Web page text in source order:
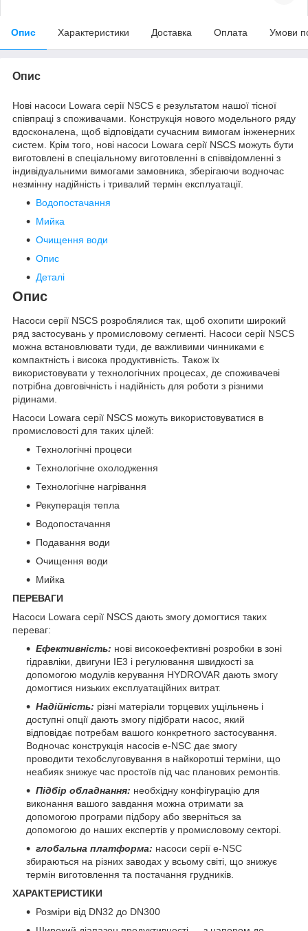
Опис Характеристики Доставка Оплата Умови
Опис
Нові насоси Lowara серії NSCS є результатом нашої тісної
співпраці з споживачами. Конструкція нового модельного ряду
вдосконалена, щоб відповідати сучасним вимогам інженерних
систем. Крім того, нові насоси Lowara серії NSCS можуть бути
виготовлені в спеціальному виготовленні в співвідомленні з
індивідуальними вимогами замовника, зберігаючи водночас
незмінну надійність і тривалий термін експлуатації.
Водопостачання
Мийка
Очищення води
Опис
Деталі
Опис
Насоси серії NSCS розроблялися так, щоб охопити широкий
ряд застосувань у промисловому сегменті. Насоси серії NSCS
можна встановлювати туди, де важливими чинниками є
компактність і висока продуктивність. Також їх
використовувати у технологічних процесах, де споживачеві
потрібна довговічність і надійність для роботи з різними
рідинами.
Насоси Lowara серії NSCS можуть використовуватися в
промисловості для таких цілей:
Технологічні процеси
Технологічне охолодження
Технологічне нагрівання
Рекуперація тепла
Водопостачання
Подавання води
Очищення води
Мийка
ПЕРЕВАГИ
Насоси Lowara серії NSCS дають змогу домогтися таких
переваг:
Ефективність: нові високоефективні розробки в зоні
гідравліки, двигуни IE3 і регулювання швидкості за
допомогою модулів керування HYDROVAR дають змогу
домогтися низьких експлуатаційних витрат.
Надійність: різні матеріали торцевих ущільнень і
доступні опції дають змогу підібрати насос, який
відповідає потребам вашого конкретного застосування.
Водночас конструкція насосів e-NSC дає змогу
проводити техобслуговування в найкоротші терміни, що
неабияк знижує час простоїв під час планових ремонтів.
Підбір обладнання: необхідну конфігурацію для
виконання вашого завдання можна отримати за
допомогою програми підбору або зверніться за
допомогою до наших експертів у промисловому секторі.
глобальна платформа: насоси серії e-NSC
збираються на різних заводах у всьому світі, що знижує
термін виготовлення та постачання грудників.
ХАРАКТЕРИСТИКИ
Розміри від DN32 до DN300